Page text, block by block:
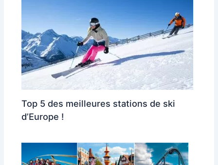
Top 5 des meilleures stations de ski
d’Europe !